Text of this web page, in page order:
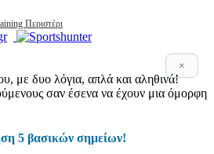
Περιστέρι
×
με δυο λόγια, απλά και αληθινά!
σαν έσενα να έχουν μια όμορφη
5 βασικών σημείων!